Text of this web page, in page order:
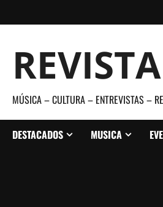
al
MÚSICA – CULTURA – ENTREVISTAS –
DESTACADOS MUSICA